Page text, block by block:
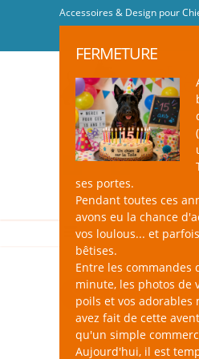
Accessoires & Design pour
FERMETURE
ses portes.
Pendant toutes ces
avons eu la chance
vos loulous... et
bêtises.
Entre les commandes
minute, les photos de
poils et vos adorables
avez fait de cette
qu'un simple
Aujourd'hui, il est
Sous le sapin je